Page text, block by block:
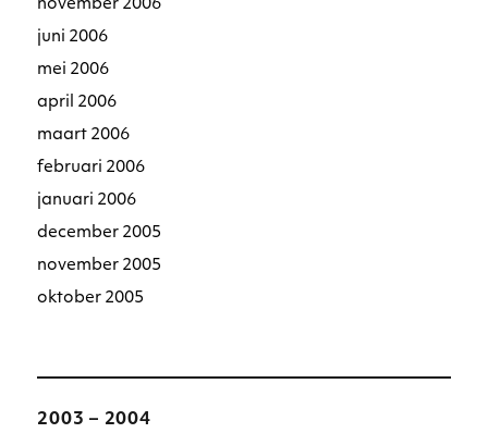
november 2006
juni 2006
mei 2006
april 2006
maart 2006
februari 2006
januari 2006
december 2005
november 2005
oktober 2005
2003 – 2004